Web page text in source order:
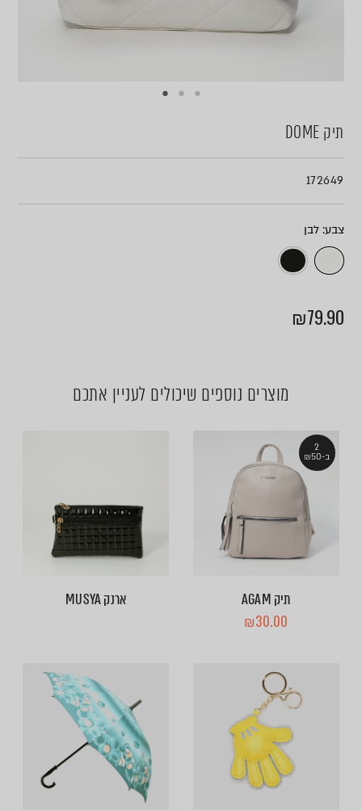
תיק DOME
172649
צבע
₪79.90
מוצרים נוספים שיכולים לעניין אתכם
2
ב-₪50
תיק AGAM
₪30.00
ארנק MUSYA